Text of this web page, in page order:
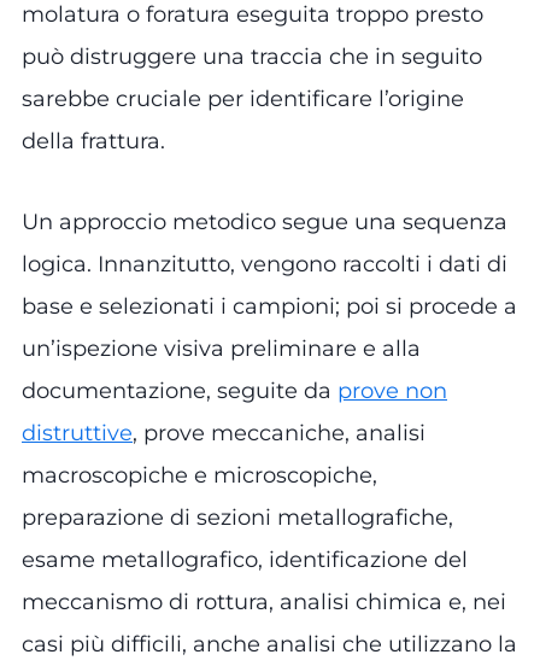
molatura o foratura eseguita troppo presto
può distruggere una traccia che in seguito
sarebbe cruciale per identificare l’origine
della frattura.
Un approccio metodico segue una sequenza
logica. Innanzitutto, vengono raccolti i dati di
base e selezionati i campioni; poi si procede a
un’ispezione visiva preliminare e alla
documentazione, seguite da prove non
distruttive, prove meccaniche, analisi
macroscopiche e microscopiche,
preparazione di sezioni metallografiche,
esame metallografico, identificazione del
meccanismo di rottura, analisi chimica e, nei
casi più difficili, anche analisi che utilizzano la